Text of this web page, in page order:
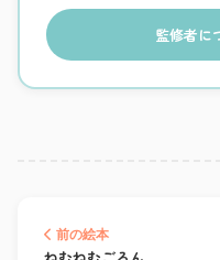
監修者に
前の絵本